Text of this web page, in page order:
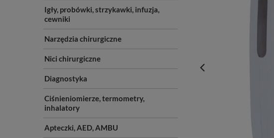
Igły, probówki, strzykawki, infuzja,
cewniki
Narzędzia chirurgiczne
Nici chirurgiczne
Diagnostyka
Ciśnieniomierze, termometry,
inhalatory
Apteczki, AED, AMBU